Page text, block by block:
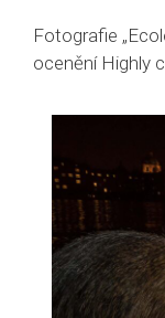
Fotografie
ocenění Highly